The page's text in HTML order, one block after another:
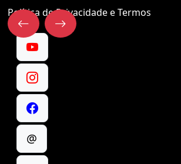
Política de Privacidade e Termos
@